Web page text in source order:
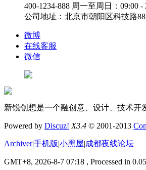
400-1234-888 周一至周日：09:00 -
公司地址：北京市朝阳区科技路
微博
在线客服
微信
新锐创想是一个融创意、设计、技术开
Powered by Discuz! X3.4 © 2001-2013
Archiver|手机版|小黑屋|成都夜线论坛
GMT+8, 2026-8-7 07:18 , Processed in